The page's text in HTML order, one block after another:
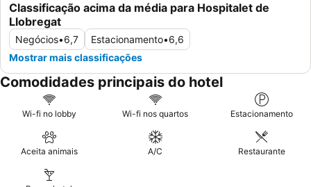
Classificação acima da média para Hospitalet de
Llobregat
Negócios•6,7 Estacionamento•6,6
Mostrar mais classificações
Comodidades principais do hotel
Wi-fi no lobby Wi-fi nos quartos Estacionamento
Aceita animais A/C Restaurante